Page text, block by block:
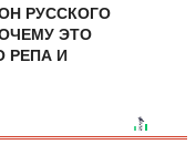
РУССКОГО
ЭТО
РЕПА И